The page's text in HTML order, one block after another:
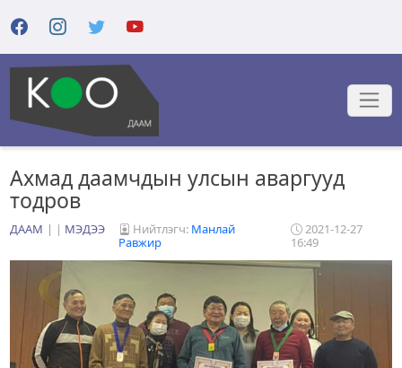
Ахмад даамчдын улсын аваргууд
тодров
ДААМ | МЭДЭЭ Нийтлэгч: Манлай
Равжир
2021-12-27
16:49